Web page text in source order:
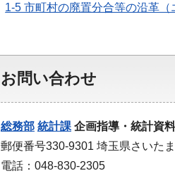
1-5 市町村の廃置分合等の沿革（
お問い合わせ
総務部 統計課 企画指導・統計資
郵便番号330-9301 埼玉県さいた
電話：048-830-2305